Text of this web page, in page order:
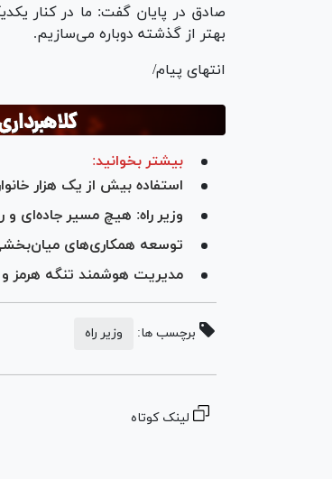
صادق در پایان گفت: ما در کنار
بهتر از گذشته دوباره می‌سازیم.
انتهای پیام/
بیشتر بخوانید:
استفاده بیش از یک هزار
وزیر راه: هیچ مسیر جاده‌ای
توسعه همکاری‌های
مدیریت هوشمند تنگه هرمز و
برچسب ها: وزیر راه
لینک کوتاه